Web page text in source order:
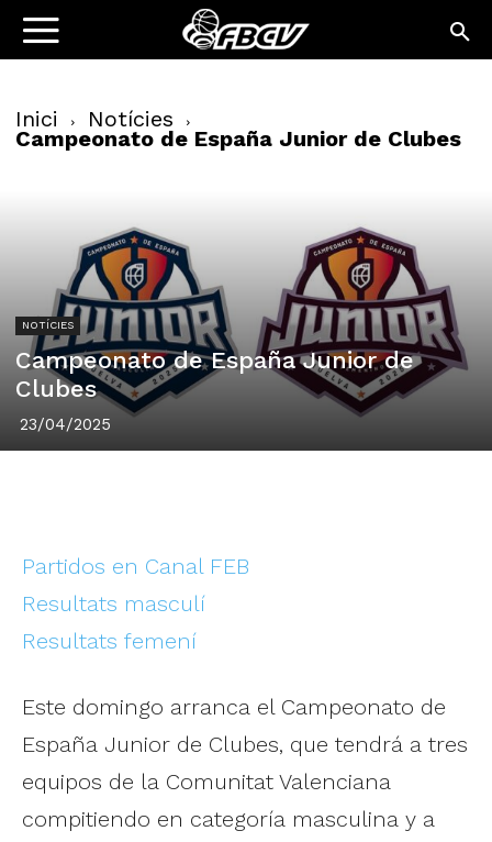
Inici Notícies
Campeonato de España Junior de Clubes
NOTÍCIES
Campeonato de España Junior de
Clubes
23/04/2025
Partidos en Canal FEB
Resultats masculí
Resultats femení
Este domingo arranca el Campeonato de
España Junior de Clubes, que tendrá a tres
equipos de la Comunitat Valenciana
compitiendo en categoría masculina y a